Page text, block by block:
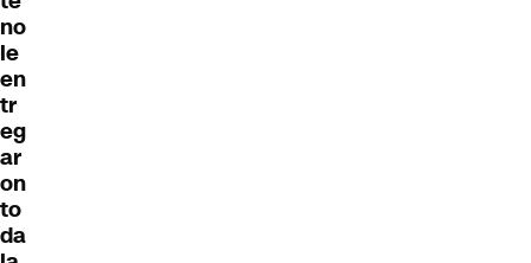
no
le
en
tr
eg
ar
on
to
da